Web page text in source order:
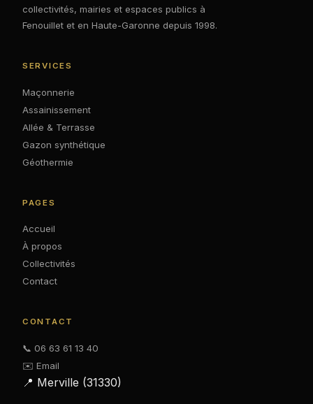
collectivités, mairies et espaces publics à
Fenouillet et en Haute-Garonne depuis 1998.
SERVICES
Maçonnerie
Assainissement
Allée & Terrasse
Gazon synthétique
Géothermie
PAGES
Accueil
À propos
Collectivités
Contact
CONTACT
📞 06 63 61 13 40
✉️ Email
📍 Merville (31330)